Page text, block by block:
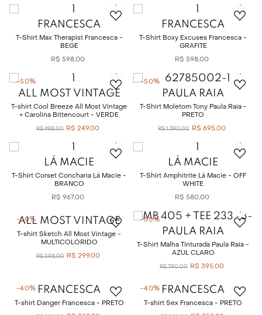
FRANCESCA
T-Shirt Max Therapist Francesca -
BEGE
R$ 598,00
FRANCESCA
T-Shirt Boxy Excuses Francesca -
GRAFITE
R$ 598,00
-50%
ALL MOST VINTAGE
T-shirt Cool Breeze All Most Vintage
+ Carolina Bittencourt - VERDE
R$ 498,00 R$ 249,00
-50%
PAULA RAIA
T-Shirt Moletom Tony Paula Raia -
PRETO
R$ 1.390,00 R$ 695,00
LÁ MACIE
T-Shirt Corset Concharia Lá Macie -
BRANCO
R$ 967,00
LÁ MACIE
T-Shirt Amphitrite Lá Macie - OFF
WHITE
R$ 580,00
-50%
ALL MOST VINTAGE
T-shirt Sketch All Most Vintage -
MULTICOLORIDO
R$ 598,00 R$ 299,00
-50%
PAULA RAIA
T-Shirt Malha Tinturada Paula Raia -
AZUL CLARO
R$ 790,00 R$ 395,00
-40% FRANCESCA
T-shirt Danger Francesca - PRETO
-40% FRANCESCA
T-shirt Sex Francesca - PRETO